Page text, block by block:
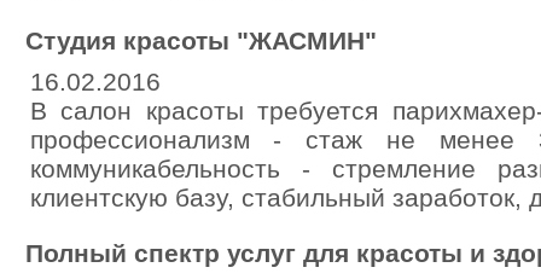
Студия красоты "ЖАСМИН"
16.02.2016
В салон красоты требуется
профессионализм - стаж не менее
коммуникабельность - стремление
клиентскую базу, стабильный заработок,
Полный спектр услуг для красоты и